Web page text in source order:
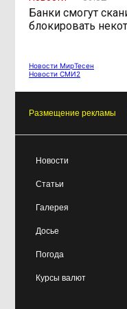
08:15, 6 августа
объяснил
женщин
08:10, 6 августа
проверку из-за
Банки смогут
блокировать
Новости МирТесен
Новости СМИ2
Размещение рекламы
Новости
Статьи
Галерея
Досье
Погода
Курсы валют